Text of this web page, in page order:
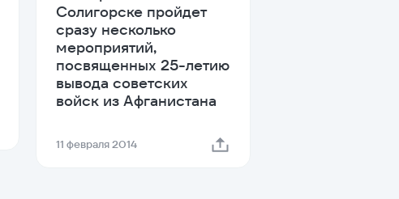
Солигорске пройдет
сразу несколько
мероприятий,
посвященных 25-летию
вывода советских
войск из Афганистана
11 февраля 2014